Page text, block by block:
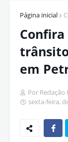
Página inicial
em
Por Redação
sexta-feira,